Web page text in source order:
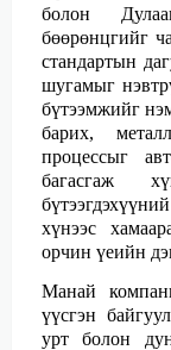
болон
бөөрөнцгийг
стандартын
шугамыг
бүтээмжийг
барих,
процессыг
багасгаж
хүнээс
орчин үеийн
Манай
үүсгэн
урт болон